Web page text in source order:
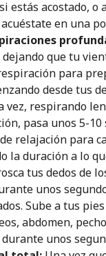
estás acostado,
en una
que tu
para
desde tus
vez, respirando
pasa unos 5-
relajación para
la duración a lo
tus dedos de
unos
Sube a tus
abdomen,
unos